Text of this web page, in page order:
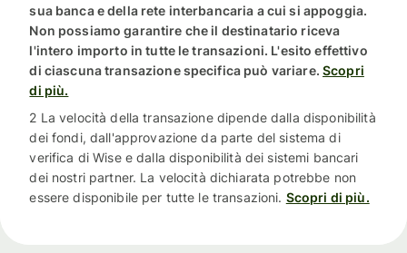
sua banca e della rete interbancaria a cui si appoggia.
Non possiamo garantire che il destinatario riceva
l'intero importo in tutte le transazioni. L'esito effettivo
di ciascuna transazione specifica può variare. Scopri
di più.
2 La velocità della transazione dipende dalla disponibilità
dei fondi, dall'approvazione da parte del sistema di
verifica di Wise e dalla disponibilità dei sistemi bancari
dei nostri partner. La velocità dichiarata potrebbe non
essere disponibile per tutte le transazioni. Scopri di più.